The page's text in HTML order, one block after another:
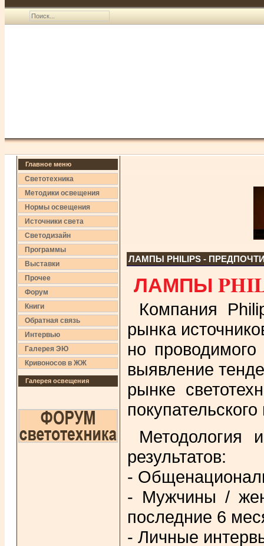
Главное меню
Светотехника
Методики освещения
Нормы освещения
Источники света
Светодизайн
Программы
Выставки
Прочее
Форум
Книги
Обратная связь
Интервью
Галерея ЭЮ
Кривоносов в ЖЖ
Галерея освещения
ЛАМПЫ PHILIPS -
ЛАМПЫ
Компания
рынка
но
выявление
рынке
Методология
результатов:
-
- Мужчины /
последние 6
- Личные